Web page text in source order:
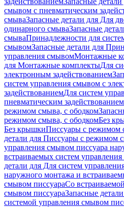
смывом с пневматическим
смываЗапасные детали для Для
одинарного смываЗапасные
смываПринадлежности для
смывомЗапасные детали для
управления смывомМонтажные
для Монтажные комплектыДля
электронным задействованием
систем управления смывом с
задействованиемДля систем
пневматическим задействованием
режимом смыва, с ободком
режимом смыва, с ободкомБез
Без крышкиПиссуары с режимом
детали для Писсуары с режимом
управления смывом писсуара
встраиваемых систем
детали для Для систем
наружного монтажа и
смывом писсуараСо
смывом писсуараЗапасные
системой управления смывом